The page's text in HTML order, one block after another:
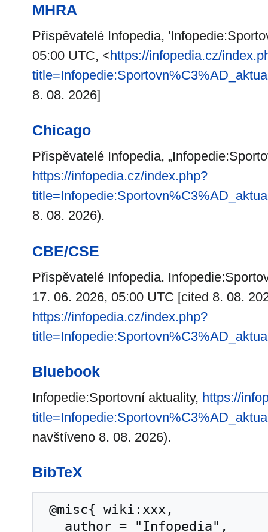
MHRA
Přispěvatelé Infopedia,
05:00 UTC, <https://infopedia.cz/
8. 08. 2026]
Chicago
Přispěvatelé Infopedia,
https://infopedia.cz/index.php?
8. 08. 2026).
CBE/CSE
Přispěvatelé Infopedia.
17. 06. 2026, 05:00 UTC [cited 8. 08.
https://infopedia.cz/index.php?
Bluebook
Infopedie:Sportovní aktuality, https://
navštíveno 8. 08. 2026).
BibTeX